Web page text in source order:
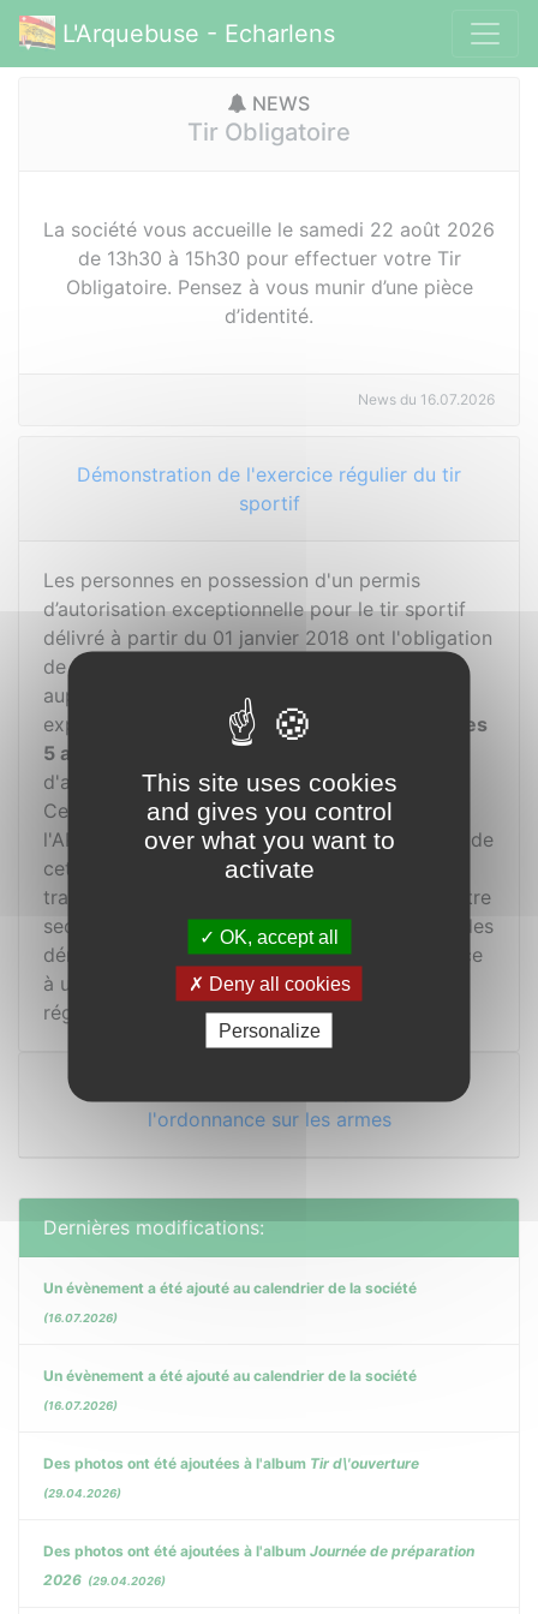
L'Arquebuse - Echarlens
NEWS
Tir Obligatoire
La société vous accueille le samedi 22 août 2026
de 13h30 à 15h30 pour effectuer votre Tir
Obligatoire. Pensez à vous munir d’une pièce
d’identité.
News du 16.07.2026
Démonstration de l'exercice régulier du tir
sportif
Les personnes en possession d'un permis
d’autorisation exceptionnelle pour le tir sportif
délivré à partir du 01 janvier 2018 ont l'obligation
de prouver l'excercice régulier du tir sportif
auprès de la "Section armes, pyrotechnie et
explosifs" (APEx) de la Police cantonale
tous les
5 ans
sous risque de se voir retirer le permis
d'acquisition.
Cependant, en début de l'année concernée,
l'APEX vous enverra un courier vous informant de
cette échéance. Dès lors, vous pourrez
transmettre ce courier à notre président ou notre
secrétaire. Nous nous chargerons par la suite des
démarches afin de légitimer votre appartenance
à une société de tir et, de ce fait, la pratique
régulière du tir sportif.
l'ordonnance sur les armes
Dernières modifications:
Un évènement a été ajouté au calendrier de la société
(16.07.2026)
Un évènement a été ajouté au calendrier de la société
(16.07.2026)
Des photos ont été ajoutées à l'album Tir d\'ouverture
(29.04.2026)
Des photos ont été ajoutées à l'album Journée de préparation
2026 (29.04.2026)
This site uses cookies
and gives you control
over what you want to
activate
OK, accept all
Deny all cookies
Personalize